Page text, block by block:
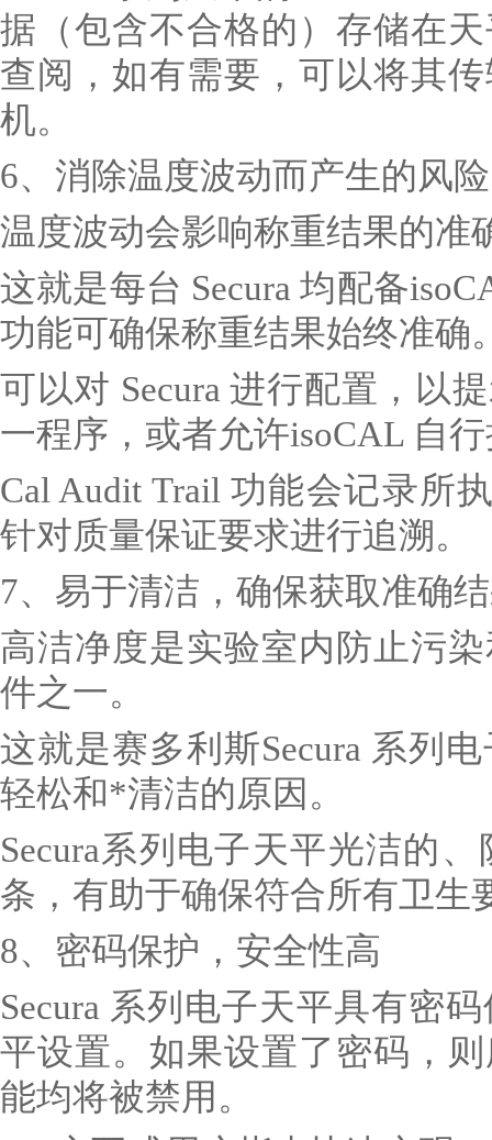
据（包含不合格的）存储在
查阅，如有需要，可以将其
机。
6、消除温度波动而产生的风险
温度波动会影响称重结果的准
这就是每台 Secura 均配备
功能可确保称重结果始终准确
可以对 Secura 进行配置，以
一程序，或者允许isoCAL 自
Cal Audit Trail 功能会记录所
针对质量保证要求进行追溯。
7、易于清洁，确保获取准确
高洁净度是实验室内防止污
件之一。
这就是赛多利斯Secura 系列
轻松和*清洁的原因。
Secura系列电子天平光洁的
条，有助于确保符合所有卫生
8、密码保护，安全性高
Secura 系列电子天平具有密
平设置。如果设置了密码，
能均将被禁用。